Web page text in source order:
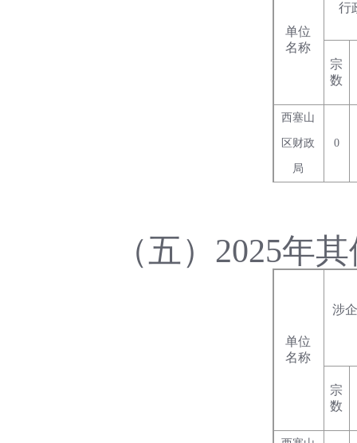
单位
名称
行
宗
数
西塞山
区财政
局
0
（五）2025年
单位
名称
涉
宗
数